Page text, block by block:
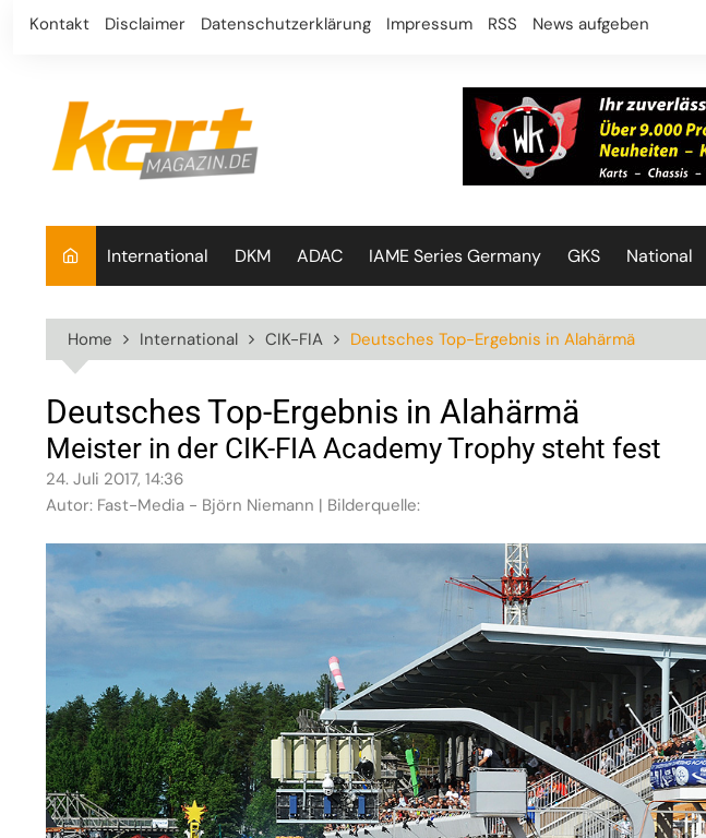
Skip
Kontakt Disclaimer Datenschutzerklärung Impressum RSS News aufgeben
International DKM ADAC IAME Series Germany GKS National
Home International CIK-FIA Deutsches Top-Ergebnis in Alahärmä
Deutsches Top-Ergebnis in Alahärmä
Meister in der CIK-FIA Academy Trophy steht fest
24. Juli 2017, 14:36
Autor: Fast-Media - Björn Niemann | Bilderquelle: